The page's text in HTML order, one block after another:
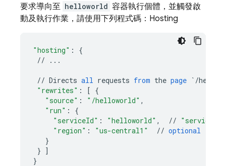
要求導向至 helloworld 容器執行個體，並觸發啟
動及執行作業，請使用下列程式碼： Hosting
"hosting" :
{
//
...
// Directs all requests from the page `/
"rewrites" : [ {
"source" : "/helloworld" ,
"run" :
{
"serviceId" : "helloworld" , // "service
"region" : "us-central1" // optional
}
} ]
}